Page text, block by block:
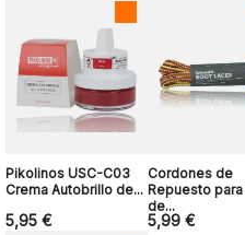
Pikolinos USC-C03
Crema Autobrillo de...
5,95 €
Cordones de
Repuesto
de...
5,99 €